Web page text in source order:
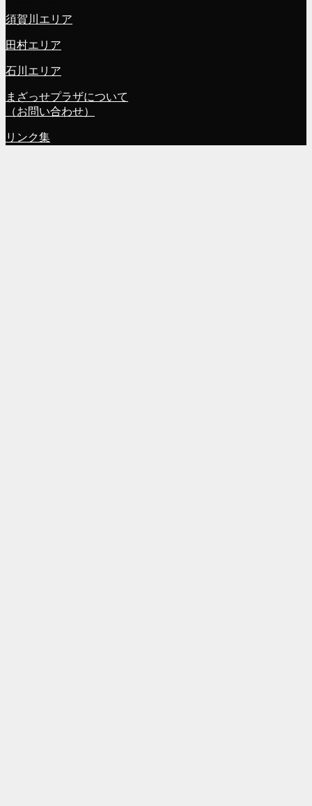
須賀川エリア
田村エリア
石川エリア
まざっせプラザについて
（お問い合わせ）
リンク集